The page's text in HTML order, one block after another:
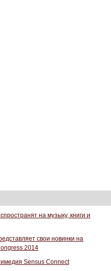
на музыку, книги и
свои новинки на
2014
Sensus Connect